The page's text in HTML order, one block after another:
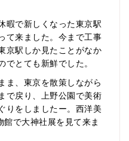
暇で新しくなった東京駅
て来ました。今まで工事
京駅しか見たことがなか
でとても新鮮でした。
ま、東京を散策しながら
で戻り、上野公園で美術
りをしましたー。西洋美
で大神社展を見て来ま